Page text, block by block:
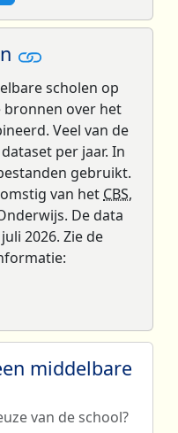
scholen op
bronnen over het
Veel van de
per jaar. In
gebruikt.
van het CBS,
De data
2026. Zie de
middelbare
van de school?